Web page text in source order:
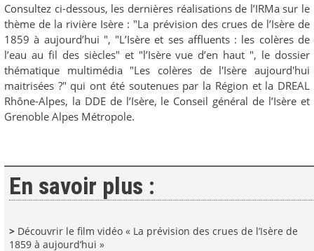
Consultez ci-dessous, les dernières réalisations de l’IRMa sur le
thème de la rivière Isère : "La prévision des crues de l’Isère de
1859 à aujourd’hui ", "L’Isère et ses affluents : les colères de
l’eau au fil des siècles" et "l’Isère vue d’en haut ", le dossier
thématique multimédia "Les colères de l'Isère aujourd'hui
maitrisées ?" qui ont été soutenues par la Région et la DREAL
Rhône-Alpes, la DDE de l’Isère, le Conseil général de l’Isère et
Grenoble Alpes Métropole.
En savoir plus :
>Découvrir le film vidéo « La prévision des crues de l’Isère de
1859 à aujourd’hui »